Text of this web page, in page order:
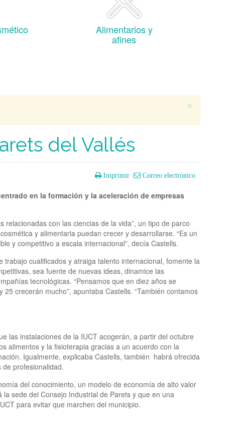
Alimentarios y
afines
×
del Vallés
Imprimir Correo electrónico
en la formación y la aceleración de empresas
con las ciencias de la vida”, un tipo de parco
y alimentaria puedan crecer y desarrollarse. “Es un
y competitivo a escala internacional”, decía Castells.
cualificados y atraiga talento internacional, fomente la
sea fuente de nuevas ideas, dinamice las
tecnológicas. “Pensamos que en diez años se
crecerán mucho”, apuntaba Castells. “También contamos
las instalaciones de la IUCT acogerán, a partir del octubre
alimentos y la fisioterapia gracias a un acuerdo con la
Igualmente, explicaba Castells, también habrá ofrecida
profesionalidad.
del conocimiento, un modelo de economía de alto valor
sede del Consejo Industrial de Parets y que en una
para evitar que marchen del municipio.